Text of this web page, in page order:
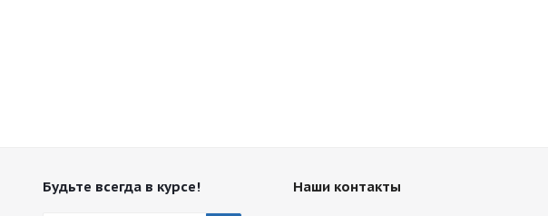
Будьте всегда в курсе! Наши контакты